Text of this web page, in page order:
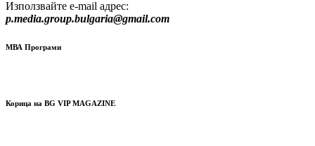
Използвайте e-mail адрес:
p.media.group.bulgaria@gmail.com
МВА Програми
Корица на BG VIP MAGAZINE